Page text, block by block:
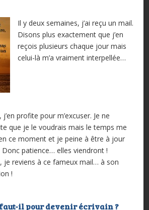
Il y deux semaines, j’ai reçu un mail.
Disons plus exactement que j’en
reçois plusieurs chaque jour mais
celui-là m’a vraiment interpellée…
profite pour m’excuser. Je ne
que je le voudrais mais le temps me
ce moment et je peine à être à jour
patience… elles viendront !
je reviens à ce fameux mail… à son
!
il pour devenir écrivain ?